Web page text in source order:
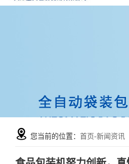
您当前的位置： 首页-新闻资讯